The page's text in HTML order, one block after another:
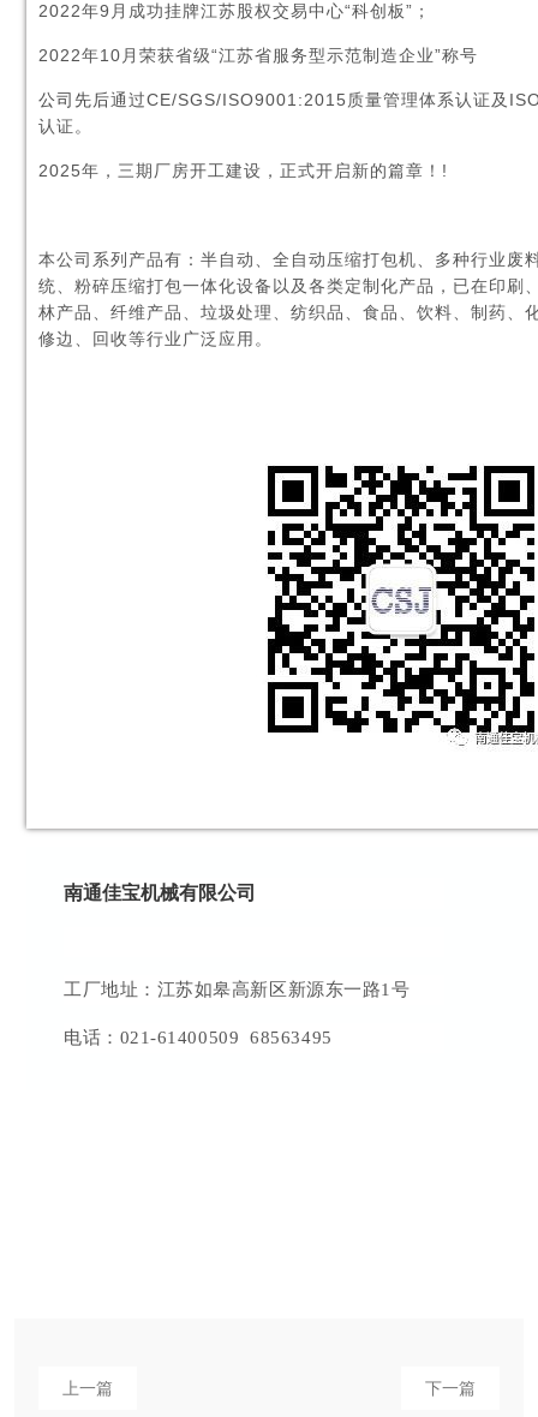
2022年9月成功挂牌江苏股权交易中心“科创板”；
2022年10月荣获省级“江苏省服务型示范制造企业”称号
公司先后通过CE/SGS/ISO9001:2015质量管理体系认证及
认证。
2025年，三期厂房开工建设，正式开启新的篇章！!
本公司系列产品有：半自动、全自动压缩打包机、多种行业废
统、粉碎压缩打包一体化设备以及各类定制化产品，已在印刷
林产品、纤维产品、垃圾处理、纺织品、食品、饮料、制药、
修边、回收等行业广泛应用。
南通佳宝机械有限公司
工厂地址：江苏如皋高新区新源东一路1号
电话：021-61400509 68563495
上一篇 下一篇